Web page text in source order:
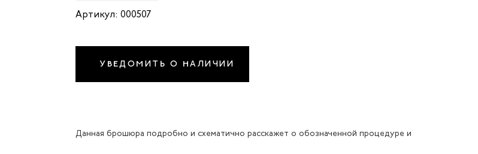
Артикул: 000507
УВЕДОМИТЬ О НАЛИЧИИ
Данная брошюра подробно и схематично расскажет о обозначенной процедуре и